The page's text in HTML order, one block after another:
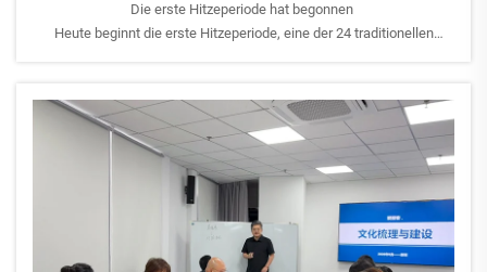
Die erste Hitzeperiode hat begonnen
Heute beginnt die erste Hitzeperiode, eine der 24 traditionellen
Angesichts der steigenden Temperaturen möchte AEROPAK alle
daran erinnern, besondere Vorsichtsmaßnahmen zu treffen...